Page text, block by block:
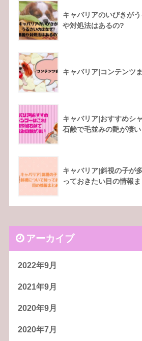
キャバリアのいびきが
や対処法はあるの?
キャバリア|コンテンツ
キャバリア|おすすめシ
石鹸で毛並みの艶が凄い
キャバリア|斜視の子が
っておきたい目の情報
アーカイブ
2022年9月
2021年9月
2020年9月
2020年7月